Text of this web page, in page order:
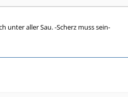
unter aller Sau. -Scherz muss sein-